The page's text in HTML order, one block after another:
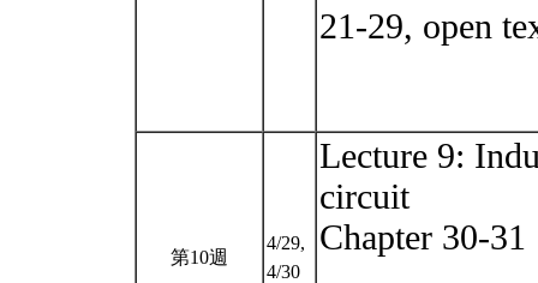
21-29, open
第10週
4/29,
4/30
Lecture 9:
circuit
Chapter 30-31